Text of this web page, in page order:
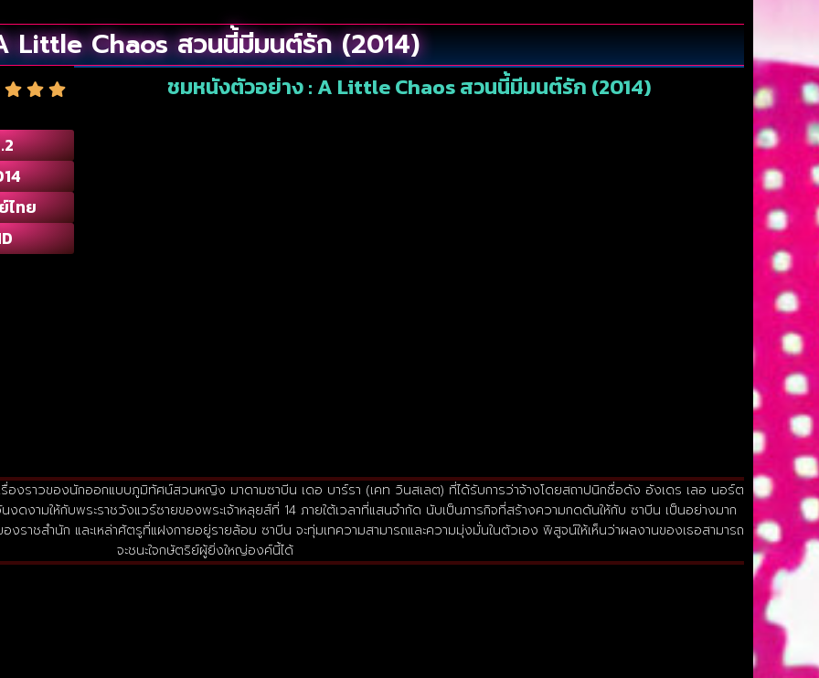
Little Chaos สวนนี้มีมนต์รัก (2014)
ไทย
ชมหนังตัวอย่าง : A Little Chaos สวนนี้มีมนต์รัก (2014)
งราวของนักออกแบบภูมิทัศน์สวนหญิง มาดามซาบีน เดอ บาร์รา (เคท วินสเลต) ที่ได้รับการว่าจ้างโดยสถาปนิกชื่อดัง อังเดร เลอ นอร์ต
ดงามให้กับพระราชวังแวร์ซายของพระเจ้าหลุยส์ที่ 14 ภายใต้เวลาที่แสนจำกัด นับเป็นภารกิจที่สร้างความกดดันให้กับ ซาบีน เป็นอย่างมาก
ราชสำนัก และเหล่าศัตรูที่แฝงกายอยู่รายล้อม ซาบีน จะทุ่มเทความสามารถและความมุ่งมั่นในตัวเอง พิสูจน์ให้เห็นว่าผลงานของเธอสามารถ
จะชนะใจกษัตริย์ผู้ยิ่งใหญ่องค์นี้ได้